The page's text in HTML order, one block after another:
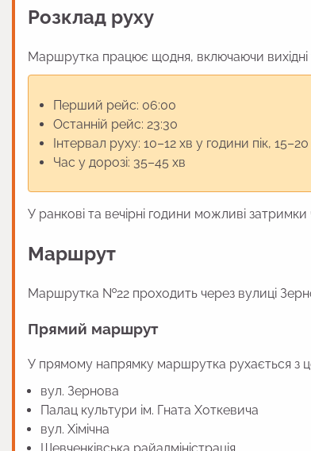
Розклад руху
Маршрутка працює щодня, включаючи вихідні
Перший рейс: 06:00
Останній рейс: 23:30
Інтервал руху: 10–12 хв у години пік,
Час у дорозі: 35–45 хв
У ранкові та вечірні години можливі
Маршрут
Маршрутка №22 проходить через вулиці
Прямий маршрут
У прямому напрямку маршрутка рухається з
вул. Зернова
Палац культури ім. Гната Хоткевича
вул. Хімічна